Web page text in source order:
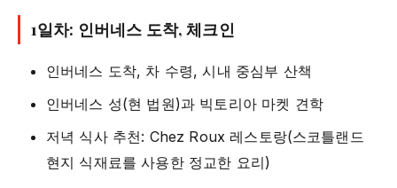
1일차: 인버네스 도착, 체크인
인버네스 도착, 차 수령, 시내 중심부 산책
인버네스 성(현 법원)과 빅토리아 마켓 견학
저녁 식사 추천: Chez Roux 레스토랑(스코틀랜드
현지 식재료를 사용한 정교한 요리)